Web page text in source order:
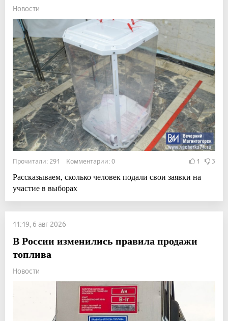
Новости
Прочитали: 291 Комментарии: 0 1 3
Рассказываем, сколько человек подали свои заявки на
участие в выборах
11:19, 6 авг 2026
В России изменились правила продажи
топлива
Новости